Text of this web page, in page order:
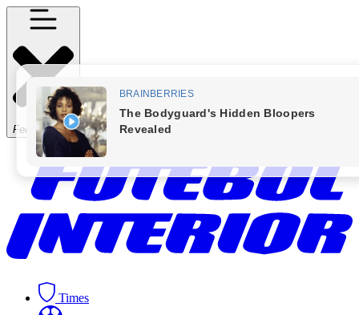
Fechar Menu
Times